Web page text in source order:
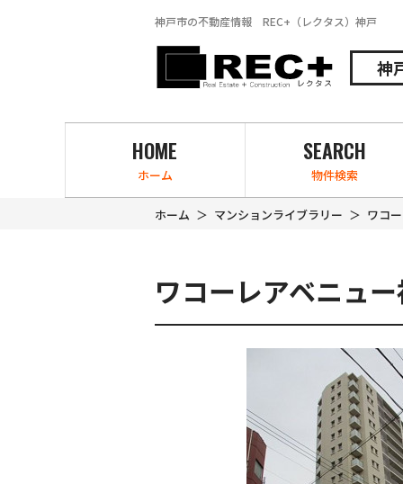
神戸市の不動産情報 REC+（レクタス）神戸
神
HOME
ホーム
SEARCH
物件検索
ホーム マンションライブラリー ワコ
ワコーレアベニュ